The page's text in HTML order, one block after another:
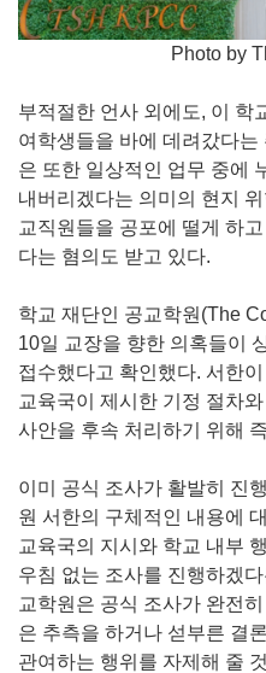
Photo by
부적절한 언사 외에도, 이 학
여학생들을 바에 데려갔다
은 또한 일상적인 업무 중에
내버리겠다는 의미의 현지
교직원들을 공포에 떨게 하
다는 혐의도 받고 있다.
학교 재단인 공교학원(The
10일 교장을 향한 의혹들이
접수했다고 확인했다. 서한
교육국이 제시한 기정 절차
사안을 후속 처리하기 위해
이미 공식 조사가 활발히 진
원 서한의 구체적인 내용에
교육국의 지시와 학교 내부
우침 없는 조사를 진행하겠
교학원은 공식 조사가 완전
은 추측을 하거나 섣부른 결
관여하는 행위를 자제해 줄